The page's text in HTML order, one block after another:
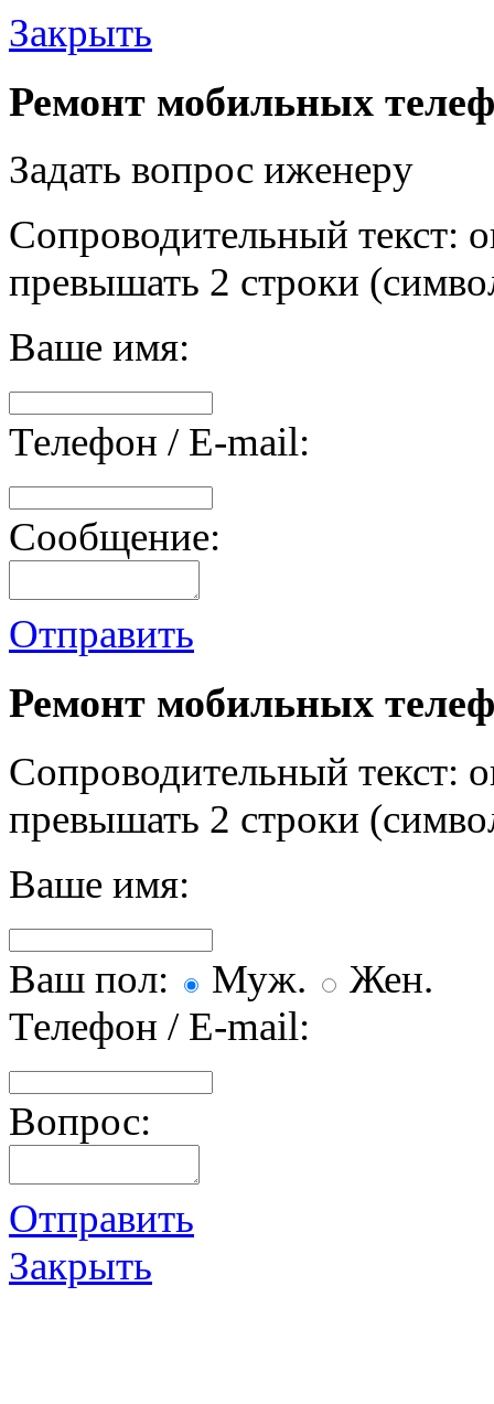
Закрыть
Ремонт мобильных
Задать вопрос иженеру
Сопроводительный текст:
превышать 2 строки
Ваше имя:
Телефон / E-mail:
Сообщение:
Отправить
Ремонт мобильных
Сопроводительный текст:
превышать 2 строки
Ваше имя:
Ваш пол: Муж.
Жен.
Телефон / E-mail:
Вопрос:
Отправить
Закрыть